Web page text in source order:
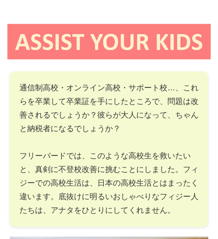
通信制高校・オンライン高校・サポート校…、これ
らを卒業して卒業証を手にしたところで、問題は改
善されるでしょうか？彼らが大人になって、ちゃん
と納税者になるでしょうか？
フリーバードでは、このような高校生を救いたい
と、真剣に不登校改善に挑むことにしました。フィ
ジーでの高校生活は、日本の高校生活とはまったく
違います。底抜けに明るいおしゃべりなフィジー人
たちは、アナタをひとりにしてくれません。